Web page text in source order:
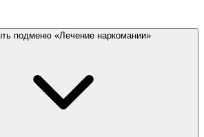
подменю «Лечение наркомании»